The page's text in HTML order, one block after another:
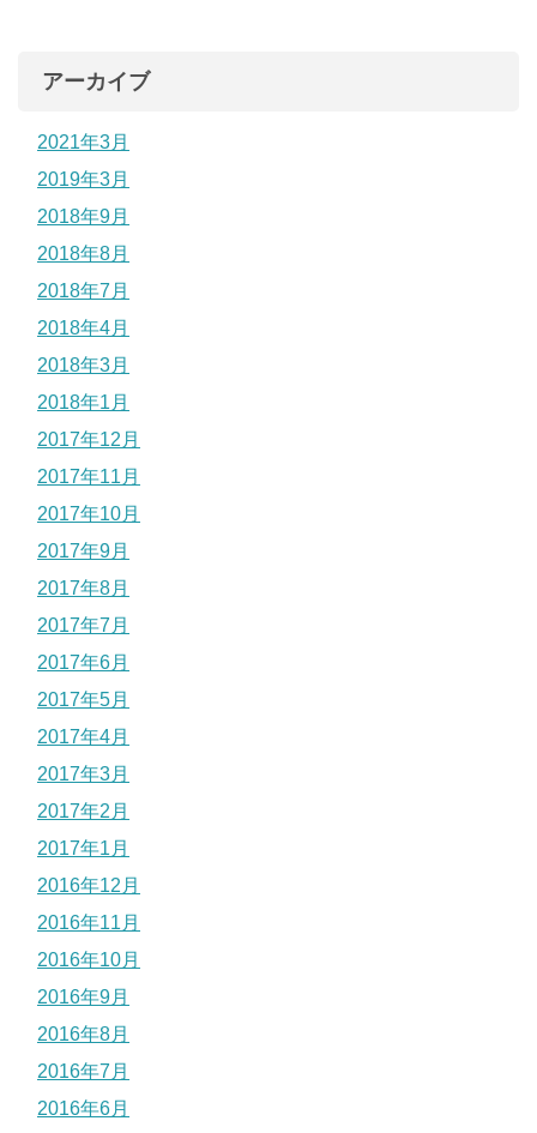
アーカイブ
2021年3月
2019年3月
2018年9月
2018年8月
2018年7月
2018年4月
2018年3月
2018年1月
2017年12月
2017年11月
2017年10月
2017年9月
2017年8月
2017年7月
2017年6月
2017年5月
2017年4月
2017年3月
2017年2月
2017年1月
2016年12月
2016年11月
2016年10月
2016年9月
2016年8月
2016年7月
2016年6月